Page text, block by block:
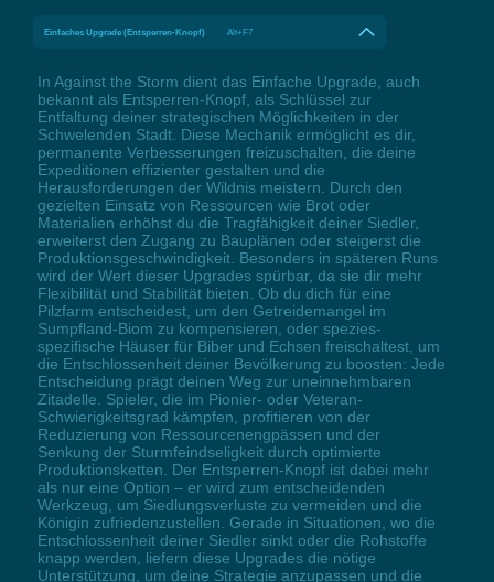
Einfaches Upgrade (Entsperren-Knopf) Alt+F7
In Against the Storm dient das Einfache Upgrade, auch
bekannt als Entsperren-Knopf, als Schlüssel zur
Entfaltung deiner strategischen Möglichkeiten in der
Schwelenden Stadt. Diese Mechanik ermöglicht es dir,
permanente Verbesserungen freizuschalten, die deine
Expeditionen effizienter gestalten und die
Herausforderungen der Wildnis meistern. Durch den
gezielten Einsatz von Ressourcen wie Brot oder
Materialien erhöhst du die Tragfähigkeit deiner Siedler,
erweiterst den Zugang zu Bauplänen oder steigerst die
Produktionsgeschwindigkeit. Besonders in späteren Runs
wird der Wert dieser Upgrades spürbar, da sie dir mehr
Flexibilität und Stabilität bieten. Ob du dich für eine
Pilzfarm entscheidest, um den Getreidemangel im
Sumpfland-Biom zu kompensieren, oder spezies-
spezifische Häuser für Biber und Echsen freischaltest, um
die Entschlossenheit deiner Bevölkerung zu boosten: Jede
Entscheidung prägt deinen Weg zur uneinnehmbaren
Zitadelle. Spieler, die im Pionier- oder Veteran-
Schwierigkeitsgrad kämpfen, profitieren von der
Reduzierung von Ressourcenengpässen und der
Senkung der Sturmfeindseligkeit durch optimierte
Produktionsketten. Der Entsperren-Knopf ist dabei mehr
als nur eine Option – er wird zum entscheidenden
Werkzeug, um Siedlungsverluste zu vermeiden und die
Königin zufriedenzustellen. Gerade in Situationen, wo die
Entschlossenheit deiner Siedler sinkt oder die Rohstoffe
knapp werden, liefern diese Upgrades die nötige
Unterstützung, um deine Strategie anzupassen und die